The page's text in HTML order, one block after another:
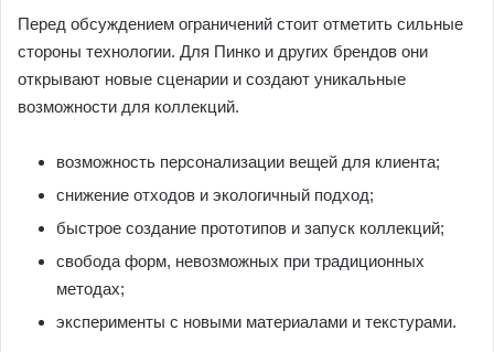
Перед обсуждением ограничений стоит отметить сильные
стороны технологии. Для Пинко и других брендов они
открывают новые сценарии и создают уникальные
возможности для коллекций.
возможность персонализации вещей для клиента;
снижение отходов и экологичный подход;
быстрое создание прототипов и запуск коллекций;
свобода форм, невозможных при традиционных
методах;
эксперименты с новыми материалами и текстурами.